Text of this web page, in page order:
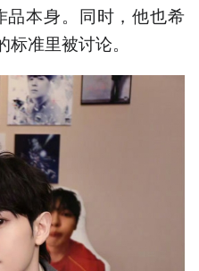
本身。同时，他也希
准里被讨论。